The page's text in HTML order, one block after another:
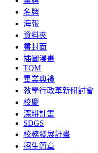
名牌
海報
資料夾
書封面
插圖漫畫
TQM
畢業典禮
教學行政革新研討會
校慶
深耕計畫
SDGS
校務發展計畫
招生簡章